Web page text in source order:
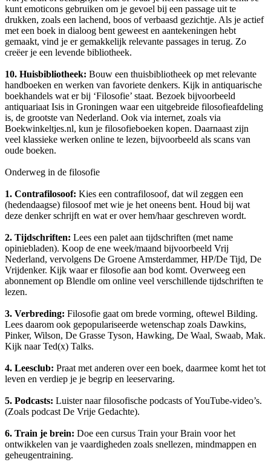
kunt emoticons gebruiken om je gevoel bij een passage uit te
drukken, zoals een lachend, boos of verbaasd gezichtje. Als je actief
met een boek in dialoog bent geweest en aantekeningen hebt
gemaakt, vind je er gemakkelijk relevante passages in terug. Zo
creëer je een levende bibliotheek.
10. Huisbibliotheek: Bouw een thuisbibliotheek op met relevante
handboeken en werken van favoriete denkers. Kijk in antiquarische
boekhandels wat er bij ‘Filosofie’ staat. Bezoek bijvoorbeeld
antiquariaat Isis in Groningen waar een uitgebreide filosofieafdeling
is, de grootste van Nederland. Ook via internet, zoals via
Boekwinkeltjes.nl, kun je filosofieboeken kopen. Daarnaast zijn
veel klassieke werken online te lezen, bijvoorbeeld als scans van
oude boeken.
Onderweg in de filosofie
1. Contrafilosoof: Kies een contrafilosoof, dat wil zeggen een
(hedendaagse) filosoof met wie je het oneens bent. Houd bij wat
deze denker schrijft en wat er over hem/haar geschreven wordt.
2. Tijdschriften: Lees een palet aan tijdschriften (met name
opiniebladen). Koop de ene week/maand bijvoorbeeld Vrij
Nederland, vervolgens De Groene Amsterdammer, HP/De Tijd, De
Vrijdenker. Kijk waar er filosofie aan bod komt. Overweeg een
abonnement op Blendle om online veel verschillende tijdschriften te
lezen.
3. Verbreding: Filosofie gaat om brede vorming, oftewel Bilding.
Lees daarom ook gepopulariseerde wetenschap zoals Dawkins,
Pinker, Wilson, De Grasse Tyson, Hawking, De Waal, Swaab, Mak.
Kijk naar Ted(x) Talks.
4. Leesclub: Praat met anderen over een boek, daarmee komt het tot
leven en verdiep je je begrip en leeservaring.
5. Podcasts: Luister naar filosofische podcasts of YouTube-video’s.
(Zoals podcast De Vrije Gedachte).
6. Train je brein: Doe een cursus Train your Brain voor het
ontwikkelen van je vaardigheden zoals snellezen, mindmappen en
geheugentraining.